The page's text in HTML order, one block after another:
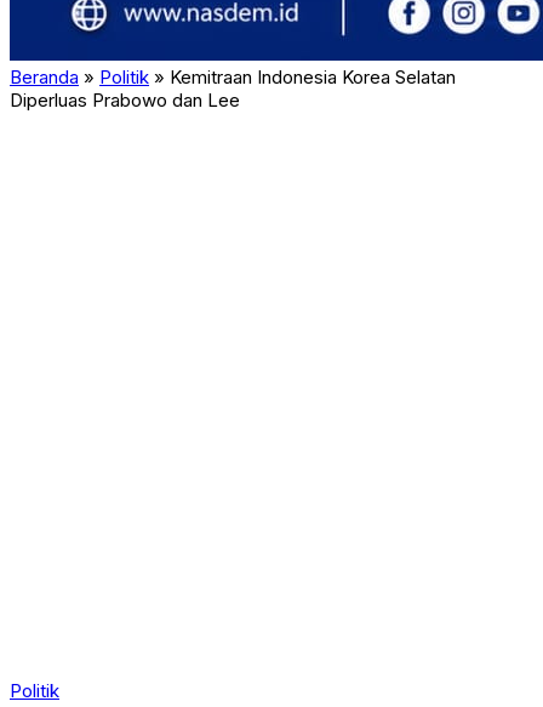
Beranda » Politik » Kemitraan Indonesia Korea Selatan
Diperluas Prabowo dan Lee
Politik